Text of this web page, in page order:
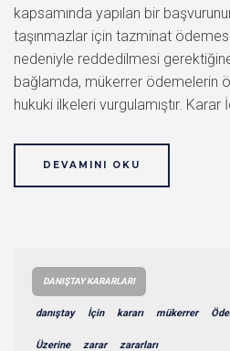
kapsamında yapılan bir
taşınmazlar için tazminat ödemesi
nedeniyle reddedilmesi
bağlamda, mükerrer ödemelerin
hukuki ilkeleri vurgulamıştır. Karar
DEVAMINI OKU
DANIŞTAY KARARLARI
danıştay İçin kararı mükerrer
Üzerine zarar zararları